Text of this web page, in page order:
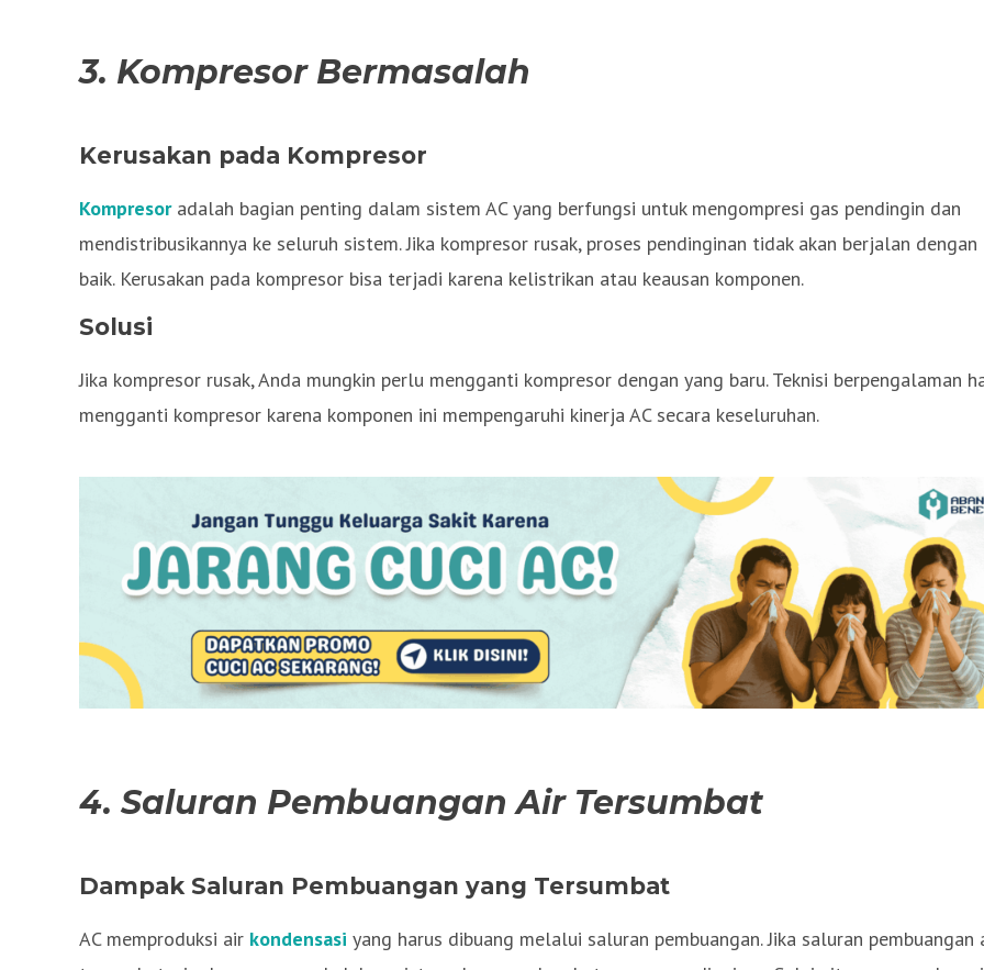
3. Kompresor Bermasalah
Kerusakan pada Kompresor
Kompresoradalah bagian penting dalam sistem AC yang berfungsi untuk mengompresi gas pendingin dan
mendistribusikannya ke seluruh sistem. Jika kompresor rusak, proses pendinginan tidak akan berjalan dengan
baik. Kerusakan pada kompresor bisa terjadi karena kelistrikan atau keausan komponen.
Solusi
Jika kompresor rusak, Anda mungkin perlu mengganti kompresor dengan yang baru. Teknisi berpengalaman
mengganti kompresor karena komponen ini mempengaruhi kinerja AC secara keseluruhan.
4. Saluran Pembuangan Air Tersumbat
Dampak Saluran Pembuangan yang Tersumbat
AC memproduksi air kondensasi yang harus dibuang melalui saluran pembuangan. Jika saluran pembuangan